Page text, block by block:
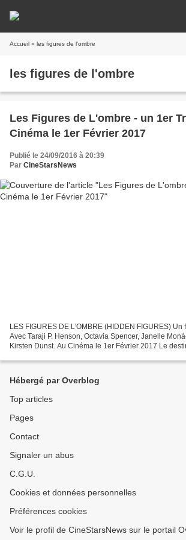
Accueil » les figures de l'ombre
les figures de l'ombre
Les Figures de L'ombre - un 1er
Cinéma le 1er Février 2017
Publié le 24/09/2016 à 20:39
Par CineStarsNews
LES FIGURES DE L'OMBRE (HIDDEN FIGURES) Un
Avec Taraji P. Henson, Octavia Spencer, Janelle
Kirsten Dunst. Au Cinéma le 1er Février 2017 Le
Hébergé par Overblog
Top articles
Pages
Contact
Signaler un abus
C.G.U.
Cookies et données personnelles
Préférences cookies
Voir le profil de CineStarsNews sur le portail